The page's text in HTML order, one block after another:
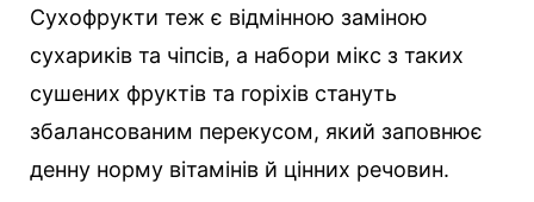
Сухофрукти теж є відмінною заміною
сухариків та чіпсів, а набори мікс з таких
сушених фруктів та горіхів стануть
збалансованим перекусом, який заповнює
денну норму вітамінів й цінних речовин.